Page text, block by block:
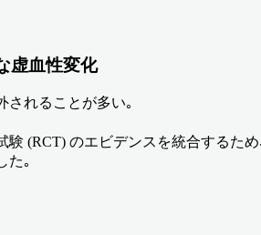
虚血性変化
されることが多い｡
(RCT) のエビデンスを統合するた
た｡